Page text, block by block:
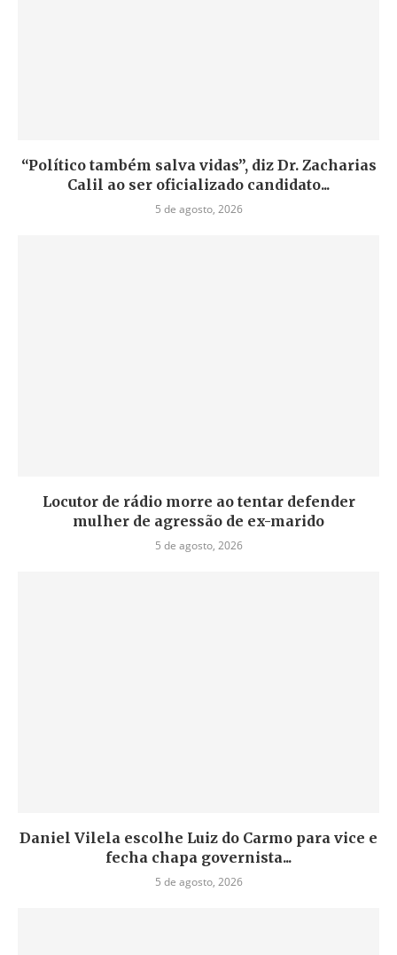
“Político também salva vidas”, diz Dr. Zacharias
Calil ao ser oficializado candidato...
5 de agosto, 2026
Locutor de rádio morre ao tentar defender
mulher de agressão de ex-marido
5 de agosto, 2026
Daniel Vilela escolhe Luiz do Carmo para vice e
fecha chapa governista...
5 de agosto, 2026